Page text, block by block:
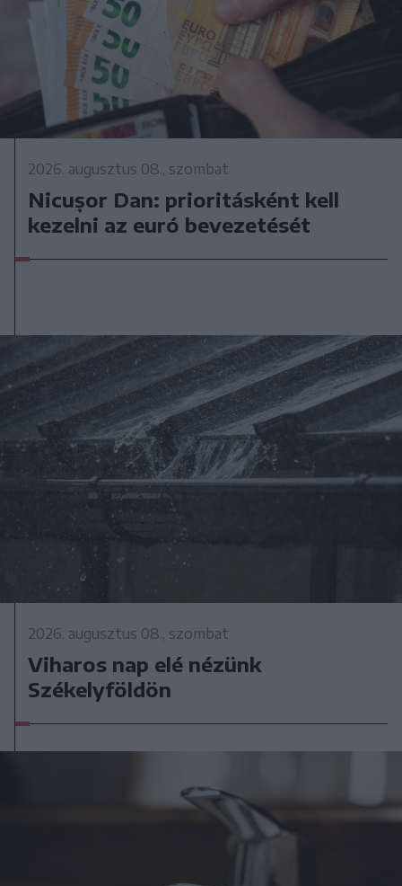
2026. augusztus 08., szombat
Nicușor Dan: prioritásként kell
kezelni az euró bevezetését
2026. augusztus 08., szombat
Viharos nap elé nézünk
Székelyföldön